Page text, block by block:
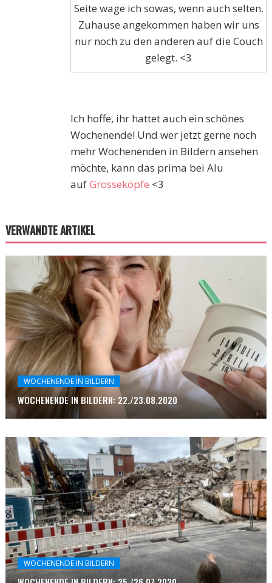
Seite wage ich sowas, wenn auch selten.
Zuhause angekommen haben wir uns
nur noch zu den anderen auf die Couch
gelegt. <3
Ich hoffe, ihr hattet auch ein schönes
Wochenende! Und wer jetzt gerne noch
mehr Wochenenden in Bildern ansehen
möchte, kann das prima bei Alu
aufGrosseköpfe <3
VERWANDTE ARTIKEL
WOCHENENDE IN BILDERN
WOCHENENDE IN BILDERN: 22./23.08.2020
WOCHENENDE IN BILDERN